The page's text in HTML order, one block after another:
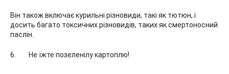
Він також включає курильні різновиди, такі як тютюн, і
досить багато токсичних різновидів, таких як смертоносний
паслін.
Не їжте позеленілу картоплю!